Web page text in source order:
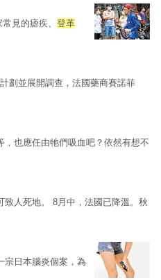
見的瘧疾、 登革
劃並展開調查，法國藥商賽諾菲
也應任由牠們吸血吧？依然有想不
人死地。 8月中，法國已降溫。秋
宗日本腦炎個案，為